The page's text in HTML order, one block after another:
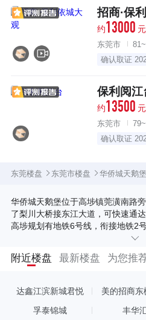
招商·保
约13000
东莞市
确认取证
保利阅江
约13500
东莞市
确认取证
东莞楼盘 东莞市楼盘 华侨城天鹅堡
华侨城天鹅堡位于高埗镇莞潢南路
了梨川大桥接东江大道，可快速通
高埗规划有地铁6号线，衔接地铁2
城际、虎门高铁站，交通较便利。
96-178㎡洋房，打造高品质的纯居
万达、国贸、鸿福路、华南mall、
站式醇熟生活。
附近楼盘 最新楼盘 为您推
达鑫江滨新城君悦 美的招商东
孚泰锦城 丰华